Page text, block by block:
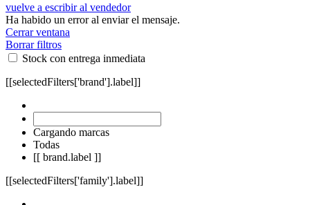
vuelve a escribir al vendedor
Ha habido un error al enviar el mensaje.
Cerrar ventana
Borrar filtros
Stock con entrega inmediata
[[selectedFilters['brand'].label]]
Cargando marcas
Todas
[[ brand.label ]]
[[selectedFilters['family'].label]]